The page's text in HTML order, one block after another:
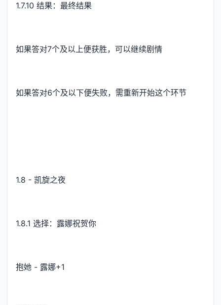
1.7.10 结果：最终结果
如果答对7个及以上便获胜，可以继续剧情
如果答对6个及以下便失败，需重新开始这个环节
1.8 - 凯旋之夜
1.8.1 选择：露娜祝贺你
抱她 - 露娜+1